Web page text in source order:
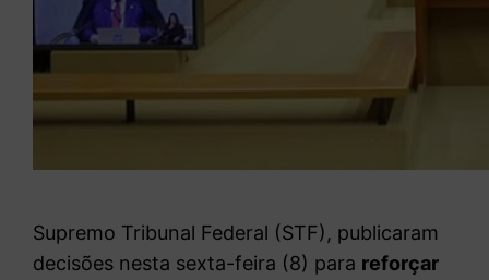
Supremo Tribunal Federal (STF), publicaram
decisões nesta sexta-feira (8) para reforçar